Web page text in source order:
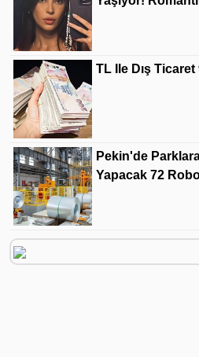
TL Ile Dış Ticaret
Pekin'de
Yapacak 72